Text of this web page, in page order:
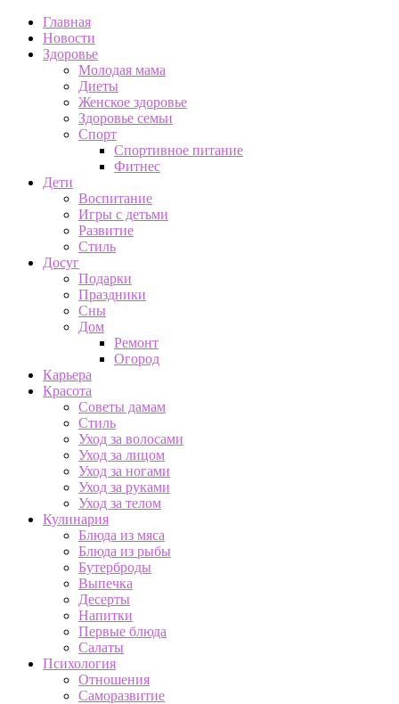
Главная
Новости
Здоровье
Молодая мама
Диеты
Женское здоровье
Здоровье семьи
Спорт
Спортивное питание
Фитнес
Дети
Воспитание
Игры с детьми
Развитие
Стиль
Досуг
Подарки
Праздники
Сны
Дом
Ремонт
Огород
Карьера
Красота
Советы дамам
Стиль
Уход за волосами
Уход за лицом
Уход за ногами
Уход за руками
Уход за телом
Кулинария
Блюда из мяса
Блюда из рыбы
Бутерброды
Выпечка
Десерты
Напитки
Первые блюда
Салаты
Психология
Отношения
Саморазвитие